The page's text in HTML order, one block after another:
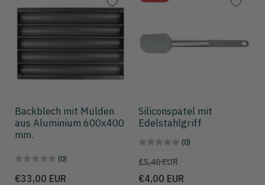
Backblech mit Mulden
aus Aluminium 600x400
mm.
(0)
Preis
€33,00 EUR
Siliconspatel mit
Edelstahlgriff
(0)
Preis
€5,40 EUR
€4,00 EUR